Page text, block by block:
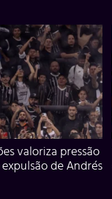
valoriza pressão
de Andrés